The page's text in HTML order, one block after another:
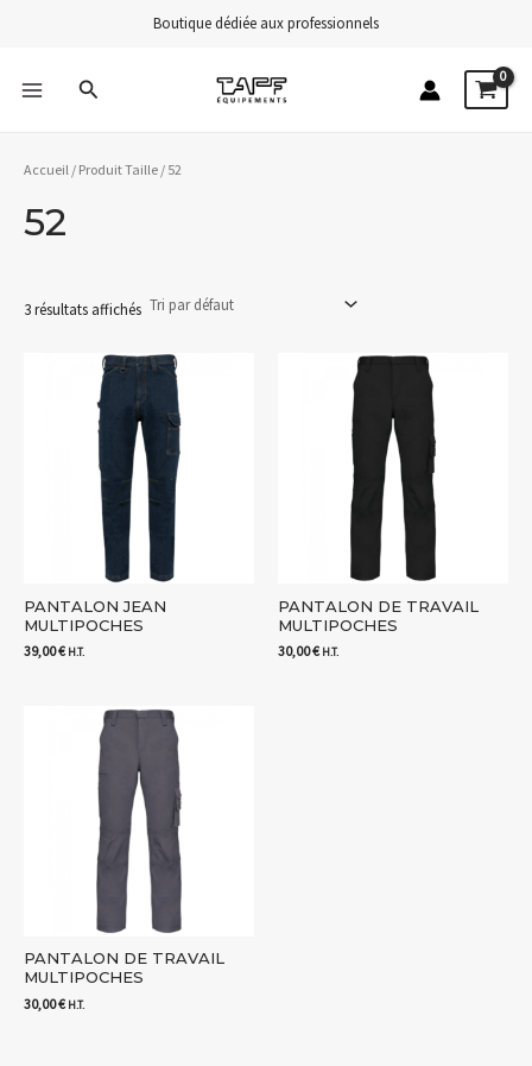
Boutique dédiée aux professionnels
Rechercher
Accueil / Produit Taille / 52
52
3 résultats affichés
PANTALON JEAN
MULTIPOCHES
39,00€ H.T.
PANTALON DE TRAVAIL
MULTIPOCHES
30,00€ H.T.
PANTALON DE TRAVAIL
MULTIPOCHES
30,00€ H.T.